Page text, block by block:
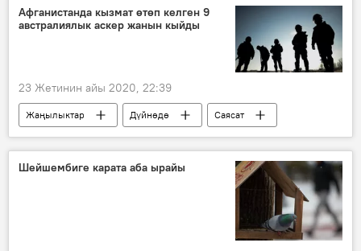
коронавирус
маалымат
Кыргызстан
Афганистанда кызмат өтөп келген 9
австралиялык аскер жанын кыйды
23 Жетинин айы 2020, 22:39
Жаңылыктар Дүйнөдө
Саясат
Афганистан
адам өлтүрүү
суицид
Австралия
Аскер
Шейшембиге карата аба ырайы